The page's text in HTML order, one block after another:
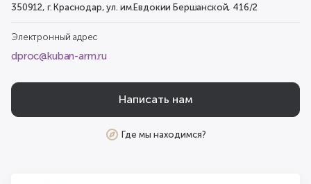
350912, г. Краснодар, ул. им.Евдокии Бершанской, 416/2
Электронный адрес
dproc@kuban-arm.ru
Написать нам
Где мы находимся?